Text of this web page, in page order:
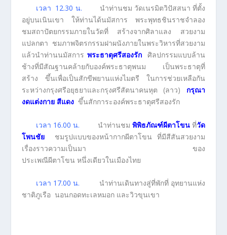
เวลา 12.30 น. นำท่านชม วัดเนรมิตวิปัสสนา ที่ตั้ง
อยู่บนเนินเขา ให้ท่านได้นมัสการ พระพุทธชินราชจำลอง
ชมสถาปัตยกรรมภายในวัดที่ สร้างจากศิลาแลง สวยงาม
แปลกตา ชมภาพจิตรกรรมฝาผนังภายในพระวิหารที่สวยงาม
แล้วนำท่านนมัสการ พระธาตุศรีสองรักศิลปกรรมแบบล้าน
ช้างที่มีสัณฐานคล้ายกับองค์พระธาตุพนม เป็นพระธาตุที่
สร้าง ขึ้นเพื่อเป็นสักขีพยานแห่งไมตรี ในการช่วยเหลือกัน
ระหว่างกรุงศรีอยุธยาและกรุงศรีสัตนาคนหุต (ลาว)กรุณา
งดแต่งกาย สีแดงขึ้นสักการะองค์พระธาตุศรีสองรัก
เวลา 16.00 น. นำท่านชมพิพิธภัณฑ์ผีตาโขน ที่วัด
โพนชัยชมรูปแบบของหน้ากากผีตาโขน ที่มีสีสันสวยงาม
เรื่องราวความเป็นมา ของ
ประเพณีผีตาโขน หนึ่งเดียวในเมืองไทย
เวลา 17.00 น. นำท่านเดินทางสู่ที่พักที่ อุทยานแห่ง
ชาติภูเรือ นอนกอดทะเลหมอก และวิวขุนเขา